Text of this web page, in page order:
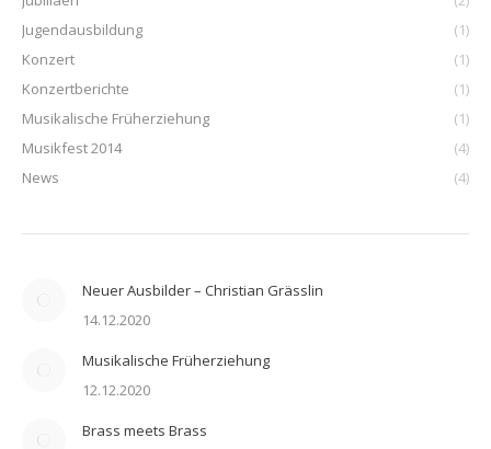
Jugendausbildung
(1)
Konzert
(1)
Konzertberichte
(1)
Musikalische Früherziehung
(1)
Musikfest 2014
(4)
News
(4)
Neuer Ausbilder – Christian Grässlin
14.12.2020
Musikalische Früherziehung
12.12.2020
Brass meets Brass